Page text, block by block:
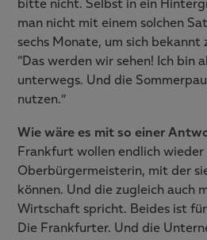
bitte nicht. Selbst in ein
man nicht mit einem solchen
sechs Monate, um sich bekannt
“Das werden wir sehen! Ich bin
unterwegs. Und die
nutzen.”
Wie wäre es mit so einer
Frankfurt wollen endlich wieder
Oberbürgermeisterin, mit der
können. Und die zugleich auch
Wirtschaft spricht. Beides ist
Die Frankfurter. Und die